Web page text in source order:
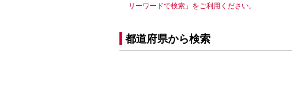
リーワードで検索」をご利用ください。
都道府県から検索